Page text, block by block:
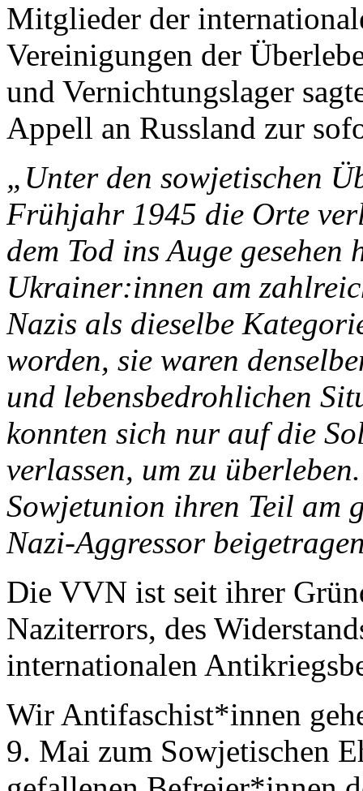
Mitglieder der
Vereinigungen der
und Vernichtungslager
Appell an Russland zur
„Unter den sowjetischen
Frühjahr 1945 die Orte
dem Tod ins Auge
Ukrainer:innen am
Nazis als dieselbe
worden, sie waren
und lebensbedrohlichen
konnten sich nur auf die
verlassen, um zu
Sowjetunion ihren Teil am
Nazi-Aggressor
Die VVN ist seit ihrer
Naziterrors, des
internationalen
Wir Antifaschist*innen
9. Mai zum Sowjetischen